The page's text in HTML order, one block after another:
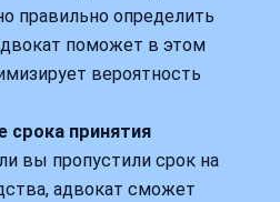
правильно определить
поможет в этом
вероятность
срока принятия
вы пропустили срок на
адвокат сможет